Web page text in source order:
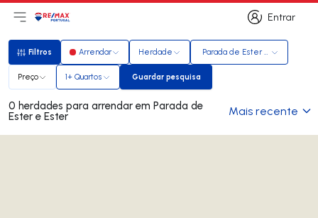
Entrar
Entrar
Abri menu principal
LogoIr para página inicial
Filtros
Filtros Arrendar Herdade Parada de Ester e Ester
Preço 1+ Quartos Guardar pesquisa
Guardar pesquisa
0 herdades para arrendar em Parada de
Ester e Ester Mais recente